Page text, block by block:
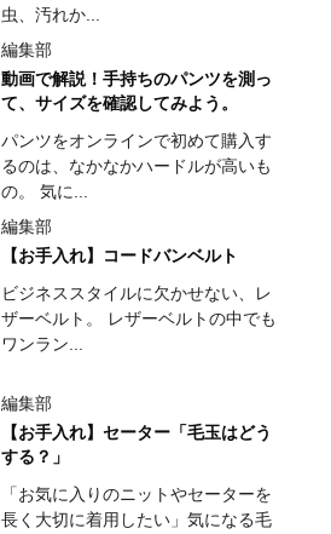
虫、汚れか...
編集部
動画で解説！手持ちのパンツを測っ
て、サイズを確認してみよう。
パンツをオンラインで初めて購入す
るのは、なかなかハードルが高いも
の。 気に...
編集部
【お手入れ】コードバンベルト
ビジネススタイルに欠かせない、レ
ザーベルト。 レザーベルトの中でも
ワンラン...
編集部
【お手入れ】セーター「毛玉はどう
する？」
「お気に入りのニットやセーターを
長く大切に着用したい」気になる毛